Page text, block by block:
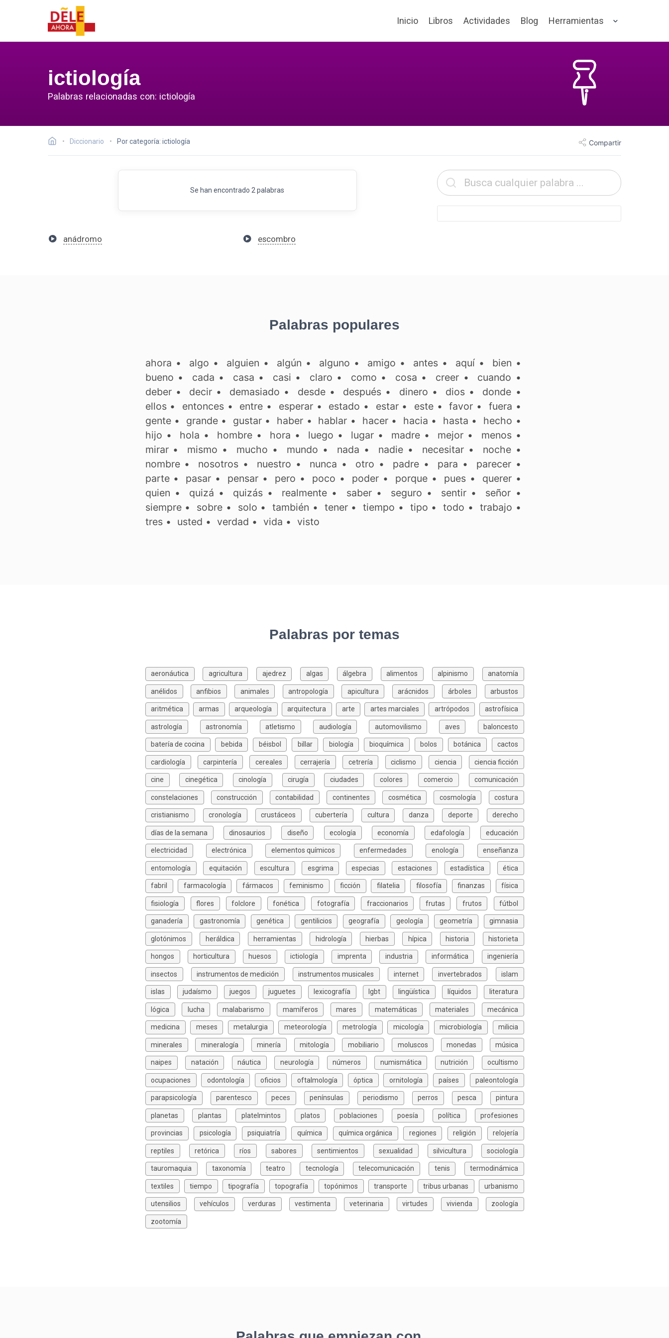
Inicio Libros Actividades Blog Herramientas
ictiología
Palabras relacionadas con: ictiología
Diccionario Por categoría: ictiología Compartir
Se han encontrado 2 palabras
anádromo escombro
Palabras populares
ahora • algo • alguien • algún • alguno • amigo • antes• aquí• bien •
bueno • cada • casa • casi • claro • como • cosa • creer• cuando •
deber• decir• demasiado • desde• después • dinero • dios • donde •
ellos• entonces• entre • esperar• estado • estar• este•favor • fuera •
gente• grande• gustar• haber • hablar • hacer• hacia • hasta • hecho •
hijo • hola • hombre• hora • luego • lugar • madre • mejor • menos•
mirar• mismo • mucho • mundo • nada • nadie• necesitar• noche•
nombre• nosotros • nuestro • nunca • otro • padre • para • parecer•
parte• pasar • pensar • pero • poco • poder • porque • pues • querer •
quien • quizá • quizás • realmente • saber• seguro • sentir • señor •
siempre• sobre • solo •también • tener•tiempo • tipo •todo • trabajo •
tres• usted • verdad • vida • visto
Palabras por temas
aeronáutica agricultura ajedrez algas álgebra alimentos alpinismo anatomía
anélidos anfibios animales antropología apicultura arácnidos árboles arbustos
aritmética armas arqueología arquitectura arte artes marciales artrópodos astrofísica
astrología astronomía atletismo audiología automovilismo aves baloncesto
batería de cocina bebida béisbol billar biología bioquímica bolos botánica cactos
cardiología carpintería cereales cerrajería cetrería ciclismo ciencia ciencia ficción
cine cinegética cinología cirugía ciudades colores comercio comunicación
constelaciones construcción contabilidad continentes cosmética cosmología costura
cristianismo cronología crustáceos cubertería cultura danza deporte derecho
días de la semana dinosaurios diseño ecología economía edafología educación
electricidad electrónica elementos químicos enfermedades enología enseñanza
entomología equitación escultura esgrima especias estaciones estadística ética
fabril farmacología fármacos feminismo ficción filatelia filosofía finanzas física
fisiología flores folclore fonética fotografía fraccionarios frutas frutos fútbol
ganadería gastronomía genética gentilicios geografía geología geometría gimnasia
glotónimos heráldica herramientas hidrología hierbas hípica historia historieta
hongos horticultura huesos ictiología imprenta industria informática ingeniería
insectos instrumentos de medición instrumentos musicales internet invertebrados islam
islas judaísmo juegos juguetes lexicografía lgbt lingüística líquidos literatura
lógica lucha malabarismo mamíferos mares matemáticas materiales mecánica
medicina meses metalurgia meteorología metrología micología microbiología milicia
minerales mineralogía minería mitología mobiliario moluscos monedas música
naipes natación náutica neurología números numismática nutrición ocultismo
ocupaciones odontología oficios oftalmología óptica ornitología países paleontología
parapsicología parentesco peces penínsulas periodismo perros pesca pintura
planetas plantas platelmintos platos poblaciones poesía política profesiones
provincias psicología psiquiatría química química orgánica regiones religión relojería
reptiles retórica ríos sabores sentimientos sexualidad silvicultura sociología
tauromaquia taxonomía teatro tecnología telecomunicación tenis termodinámica
textiles tiempo tipografía topografía topónimos transporte tribus urbanas urbanismo
utensilios vehículos verduras vestimenta veterinaria virtudes vivienda zoología
zootomía